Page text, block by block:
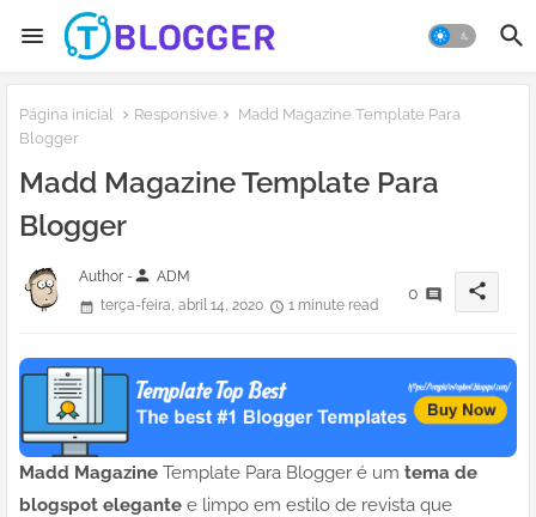
Página inicial Responsive
Madd Magazine Template Para
Blogger
Madd Magazine Template Para
Blogger
Author -person ADM
terça-feira, abril 14, 2020
1 minute read
0 share
Madd Magazine Template Para Blogger é um tema de
blogspot elegante e limpo em estilo de revista que